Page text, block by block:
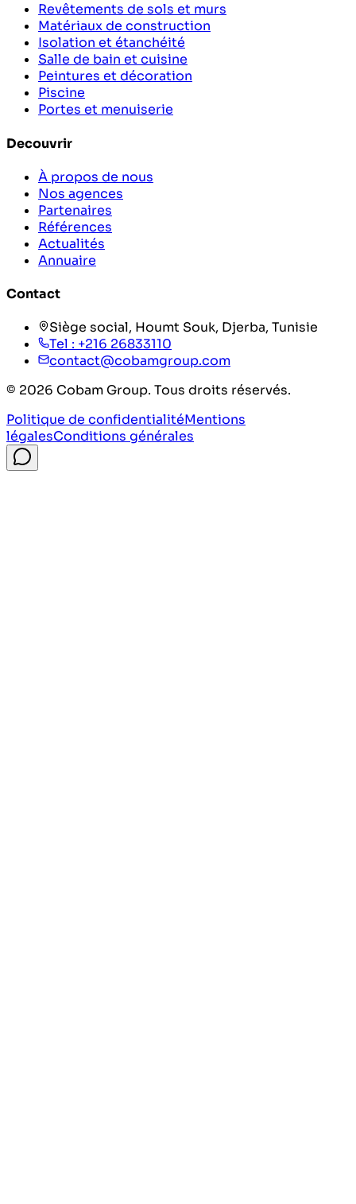
Revêtements de sols et murs
Matériaux de construction
Isolation et étanchéité
Salle de bain et cuisine
Peintures et décoration
Piscine
Portes et menuiserie
Decouvrir
À propos de nous
Nos agences
Partenaires
Références
Actualités
Annuaire
Contact
Siège social, Houmt Souk, Djerba, Tunisie
Tel : +216 26833110
contact@cobamgroup.com
© 2026 Cobam Group. Tous droits réservés.
Politique de confidentialitéMentions
légalesConditions générales